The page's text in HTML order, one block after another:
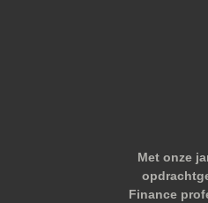
Met onze
Finance